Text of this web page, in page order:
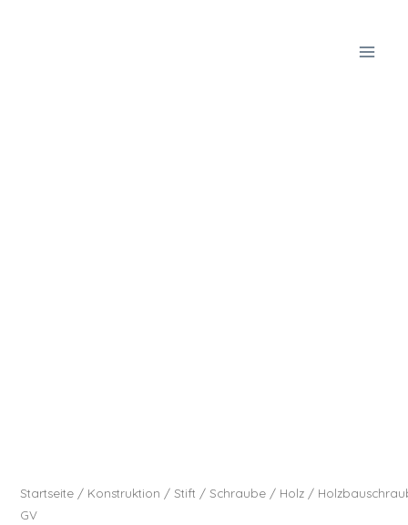
Startseite / Konstruktion /Stift /Schraube / Holz /
GV